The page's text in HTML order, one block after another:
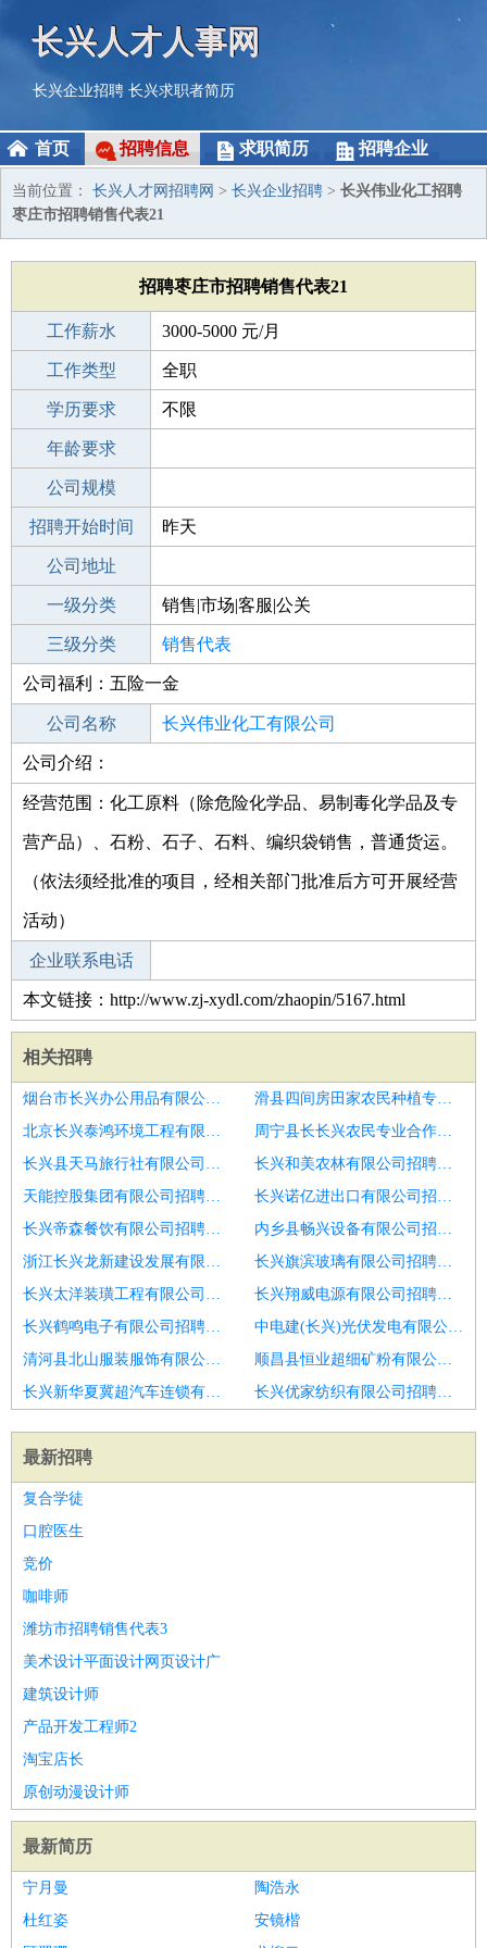
长兴人才人事网
长兴企业招聘 长兴求职者简历
首页 招聘信息 求职简历 招聘企业
当前位置： 长兴人才网招聘网 > 长兴企业招聘 > 长兴伟业化工招聘
枣庄市招聘销售代表21
招聘枣庄市招聘销售代表21
工作薪水 3000-5000 元/月
招聘人数 50人
工作类型 全职
性别要求 -
学历要求 不限
工作经验
年龄要求
工作地点
公司规模
公司电话
招聘开始时间 昨天
招聘结束时间
公司地址
一级分类 销售|市场|客服|公关
二级分类 销售
三级分类 销售代表
其他行业 不限
公司福利：五险一金
公司名称 长兴伟业化工有限公司
公司类型
公司介绍：
经营范围：化工原料（除危险化学品、易制毒化学品及专
营产品）、石粉、石子、石料、编织袋销售，普通货运。
（依法须经批准的项目，经相关部门批准后方可开展经营
活动）
企业联系电话
本文链接：http://www.zj-xydl.com/zhaopin/5167.html
相关招聘
烟台市长兴办公用品有限公司招聘钢结构销售代表
滑县四间房田家农民种植专业合作社招聘工程胎销售代表
北京长兴泰鸿环境工程有限责任公司招聘销售代表
周宁县长长兴农民专业合作社招聘销售代表
长兴县天马旅行社有限公司招聘销售代表
长兴和美农林有限公司招聘销售代表
天能控股集团有限公司招聘销售代表
长兴诺亿进出口有限公司招聘销售代表
长兴帝森餐饮有限公司招聘销售代表
内乡县畅兴设备有限公司招聘销售代表
浙江长兴龙新建设发展有限公司招聘渠道销售代表
长兴旗滨玻璃有限公司招聘销售代表
长兴太洋装璜工程有限公司招聘销售代表
长兴翔威电源有限公司招聘销售代表
长兴鹤鸣电子有限公司招聘销售代表
中电建(长兴)光伏发电有限公司招聘日照市招聘销售代表6
清河县北山服装服饰有限公司招聘销售代表
顺昌县恒业超细矿粉有限公司招聘销售代表
长兴新华夏冀超汽车连锁有限公司招聘销售代表
长兴优家纺织有限公司招聘销售代表
最新招聘
复合学徒
口腔医生
竞价
咖啡师
潍坊市招聘销售代表3
美术设计平面设计网页设计广
建筑设计师
产品开发工程师2
淘宝店长
原创动漫设计师
最新简历
宁月曼
陶浩永
杜红姿
安镜楷